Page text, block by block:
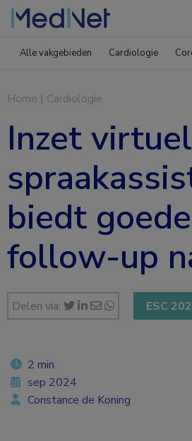
Alle vakgebieden Cardiologie
Home | Cardiologie
Inzet
biedt goede
follow-up
Delen via: ESC
2 min
sep 2024
Constance de Koning